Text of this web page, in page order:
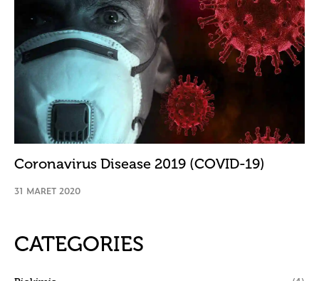
Coronavirus Disease 2019 (COVID-19)
31 MARET 2020
CATEGORIES